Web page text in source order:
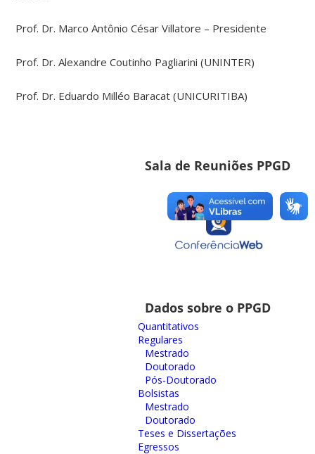
Prof. Dr. Marco Antônio César Villatore – Presidente
Prof. Dr. Alexandre Coutinho Pagliarini (UNINTER)
Prof. Dr. Eduardo Milléo Baracat (UNICURITIBA)
Sala de Reuniões PPGD
Dados sobre o PPGD
Quantitativos
Regulares
Mestrado
Doutorado
Pós-Doutorado
Bolsistas
Mestrado
Doutorado
Teses e Dissertações
Egressos